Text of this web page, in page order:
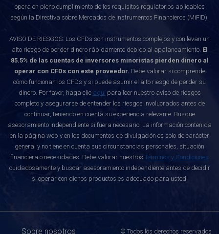
opera en pleno cumplimiento de los requisitos regulatorios aplicables
según la Directiva sobre Mercados de Instrumentos Financieros (MiFID).
AVISO DE RIESGOS: Los CFDs son instrumentos complejos y conllevan un
alto riesgo de perder dinero rápidamente debido al apalancamiento. El
85.5% de las cuentas de inversores minoristas pierden dinero al
operar con CFDs con este proveedor. Debe valorar si comprende
cómo funcionan los CFDs y si puede asumir el alto riesgo de perder su
dinero. Por favor, haga clic aquípara leer nuestro aviso de riesgos
completo y asegurarse de entender los riesgos involucrados antes de
continuar, teniendo en cuenta su experiencia relevante. Busque
asesoramiento independiente si fuera necesario. La información contenida
en la página web y en los documentos de divulgación es solo de carácter
general y no tiene en cuenta sus circunstancias personales, situación
financiera o necesidades. Debe valorar nuestros Términos y Condiciones
cuidadosamente y buscar asesoramiento independiente antes de decidir
si operar con dichos productos es adecuado para usted.
Sobre nosotros © Todos los derechos reservados